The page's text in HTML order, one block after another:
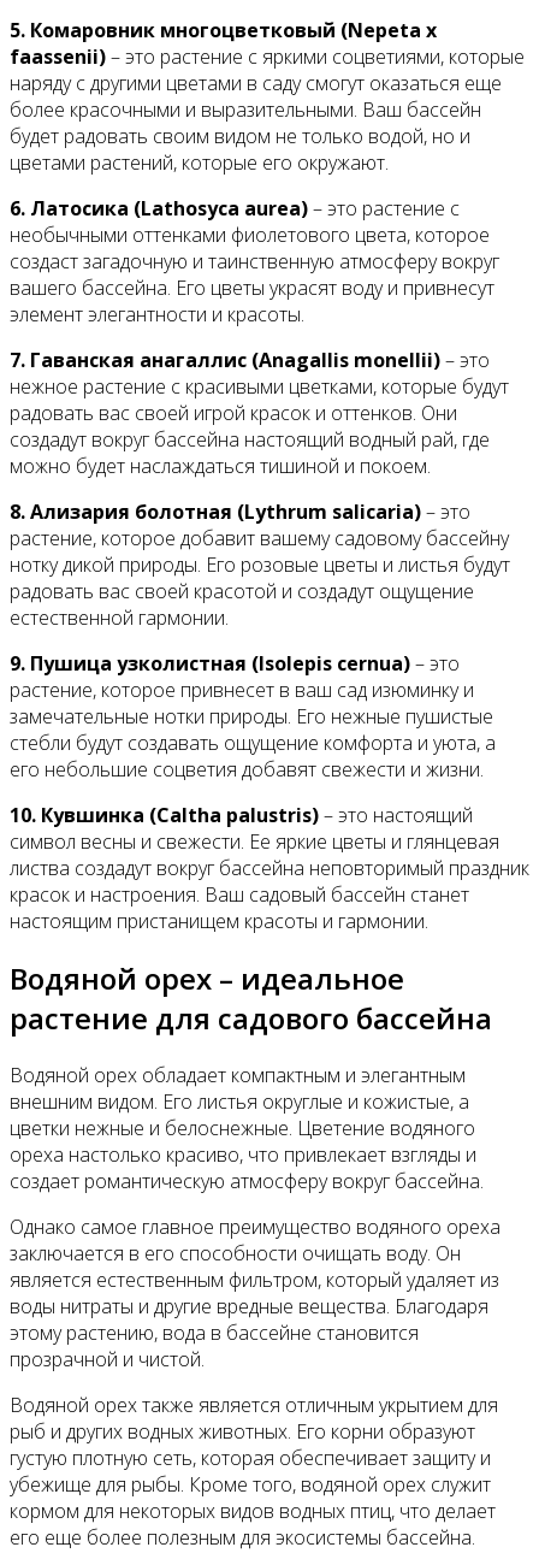
5. Комаровник многоцветковый (Nepeta x
faassenii)– это растение с яркими соцветиями, которые
наряду с другими цветами в саду смогут оказаться еще
более красочными и выразительными. Ваш бассейн
будет радовать своим видом не только водой, но и
цветами растений, которые его окружают.
6. Латосика (Lathosyca aurea)– это растение с
необычными оттенками фиолетового цвета, которое
создаст загадочную и таинственную атмосферу вокруг
вашего бассейна. Его цветы украсят воду и привнесут
элемент элегантности и красоты.
7. Гаванская анагаллис (Anagallis monellii)– это
нежное растение с красивыми цветками, которые будут
радовать вас своей игрой красок и оттенков. Они
создадут вокруг бассейна настоящий водный рай, где
можно будет наслаждаться тишиной и покоем.
8. Ализария болотная (Lythrum salicaria)– это
растение, которое добавит вашему садовому бассейну
нотку дикой природы. Его розовые цветы и листья будут
радовать вас своей красотой и создадут ощущение
естественной гармонии.
9. Пушица узколистная (Isolepis cernua)– это
растение, которое привнесет в ваш сад изюминку и
замечательные нотки природы. Его нежные пушистые
стебли будут создавать ощущение комфорта и уюта, а
его небольшие соцветия добавят свежести и жизни.
10. Кувшинка (Caltha palustris)– это настоящий
символ весны и свежести. Ее яркие цветы и глянцевая
листва создадут вокруг бассейна неповторимый праздник
красок и настроения. Ваш садовый бассейн станет
настоящим пристанищем красоты и гармонии.
Водяной орех – идеальное
растение для садового бассейна
Водяной орех обладает компактным и элегантным
внешним видом. Его листья округлые и кожистые, а
цветки нежные и белоснежные. Цветение водяного
ореха настолько красиво, что привлекает взгляды и
создает романтическую атмосферу вокруг бассейна.
Однако самое главное преимущество водяного ореха
заключается в его способности очищать воду. Он
является естественным фильтром, который удаляет из
воды нитраты и другие вредные вещества. Благодаря
этому растению, вода в бассейне становится
прозрачной и чистой.
Водяной орех также является отличным укрытием для
рыб и других водных животных. Его корни образуют
густую плотную сеть, которая обеспечивает защиту и
убежище для рыбы. Кроме того, водяной орех служит
кормом для некоторых видов водных птиц, что делает
его еще более полезным для экосистемы бассейна.